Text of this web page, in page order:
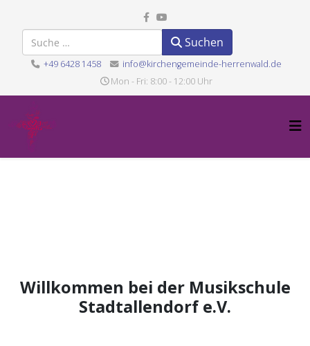
Suchen Suchen
+49 6428 1458
info@kirchengemeinde-herrenwald.de
Mon - Fri: 8:00 - 12:00 Uhr
Willkommen bei der Musikschule
Stadtallendorf e.V.